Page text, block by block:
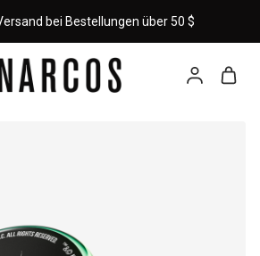
bei Bestellungen über 50 $